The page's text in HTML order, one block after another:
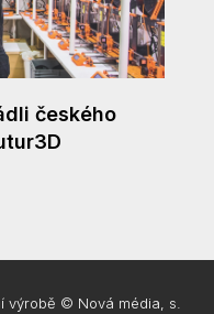
českého
výrobě © Nová média, s.